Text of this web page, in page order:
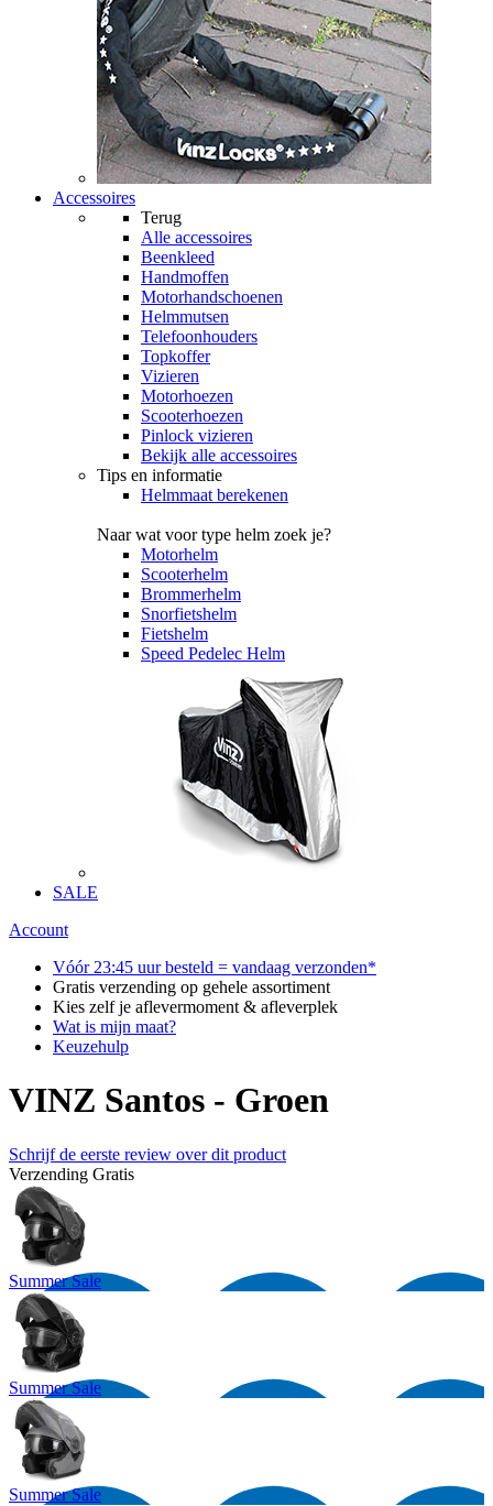
Accessoires
Terug
Alle accessoires
Beenkleed
Handmoffen
Motorhandschoenen
Helmmutsen
Telefoonhouders
Topkoffer
Vizieren
Motorhoezen
Scooterhoezen
Pinlock vizieren
Bekijk alle accessoires
Tips en informatie
Helmmaat berekenen
Naar wat voor type helm zoek je?
Motorhelm
Scooterhelm
Brommerhelm
Snorfietshelm
Fietshelm
Speed Pedelec Helm
SALE
Account
Vóór 23:45 uur besteld = vandaag verzonden*
Gratis verzending op gehele assortiment
Kies zelf je aflevermoment & afleverplek
Wat is mijn maat?
Keuzehulp
VINZ Santos - Groen
Schrijf de eerste review over dit product
Verzending Gratis
Summer Sale
Summer Sale
Summer Sale